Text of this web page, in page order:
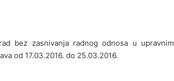
bez zasnivanja radnog odnosa u upravnim
od 17.03.2016. do 25.03.2016.